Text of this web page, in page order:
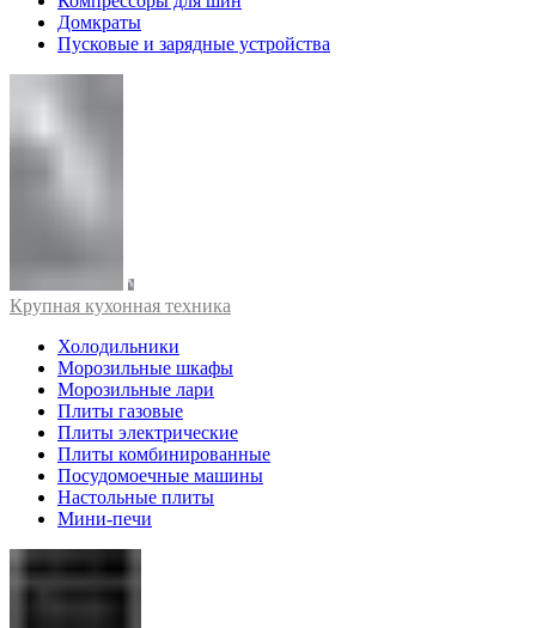
Домкраты
Пусковые и зарядные устройства
Крупная кухонная техника
Холодильники
Морозильные шкафы
Морозильные лари
Плиты газовые
Плиты электрические
Плиты комбинированные
Посудомоечные машины
Настольные плиты
Мини-печи